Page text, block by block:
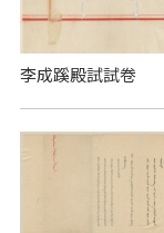
李成蹊殿試試卷